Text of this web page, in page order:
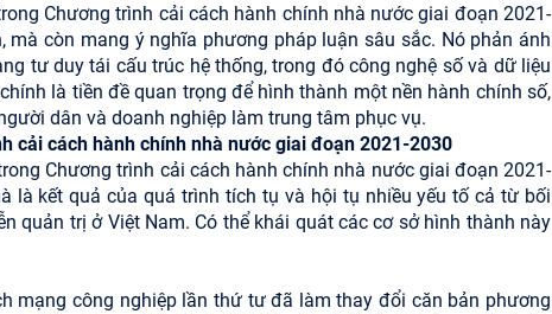
Chương trình cải cách hành chính nhà nước giai đoạn 2021-
còn mang ý nghĩa phương pháp luận sâu sắc. Nó phản ánh
tư duy tái cấu trúc hệ thống, trong đó công nghệ số và dữ liệu
là tiền đề quan trọng để hình thành một nền hành chính số,
dân và doanh nghiệp làm trung tâm phục vụ.
cải cách hành chính nhà nước giai đoạn 2021-2030
Chương trình cải cách hành chính nhà nước giai đoạn 2021-
là kết quả của quá trình tích tụ và hội tụ nhiều yếu tố cả từ bối
quản trị ở Việt Nam. Có thể khái quát các cơ sở hình thành này
mạng công nghiệp lần thứ tư đã làm thay đổi căn bản phương